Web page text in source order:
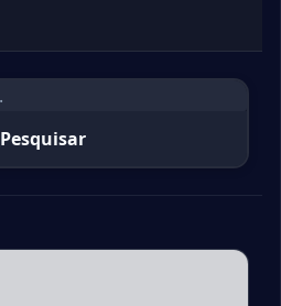
Pesquisar